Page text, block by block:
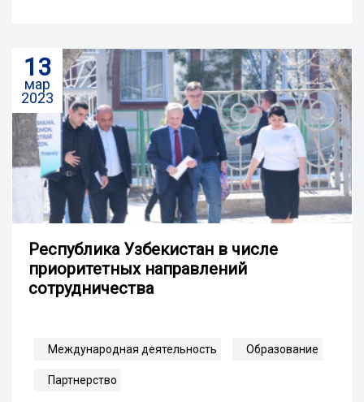
13
мар
2023
Республика Узбекистан в числе
приоритетных направлений
сотрудничества
Международная деятельность Образование
Партнерство